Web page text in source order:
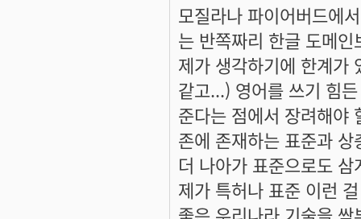
모질라나 파이어버드에
는 반쪽짜리 한글 도메
제가 생각하기에 한계가
같고...) 영어를 쓰기 힘
준다는 점에서 장려해야
존에 존재하는 표준과
더 나아가 표준으로도
제가 특허나 표준 이런